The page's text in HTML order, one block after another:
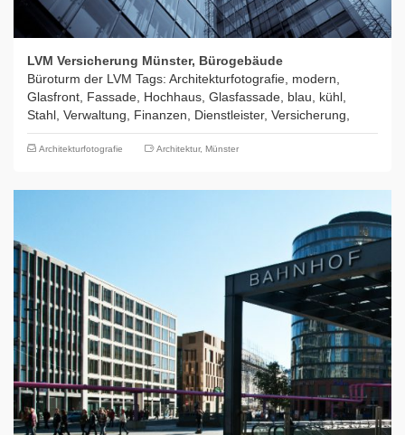
LVM Versicherung Münster, Bürogebäude
Büroturm der LVM Tags: Architekturfotografie, modern,
Glasfront, Fassade, Hochhaus, Glasfassade, blau, kühl,
Stahl, Verwaltung, Finanzen, Dienstleister, Versicherung,
Architekturfotografie Architektur, Münster